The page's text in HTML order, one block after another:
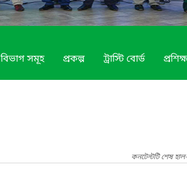
বিভাগ সমূহ প্রকল্প ট্রাস্টি বোর্ড
কনটেন্টটি শেষ